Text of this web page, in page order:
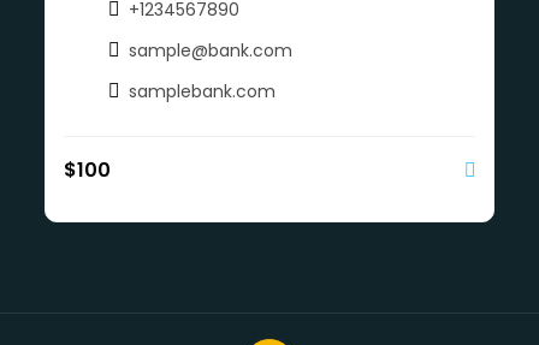
+1234567890
sample@bank.com
samplebank.com
$100